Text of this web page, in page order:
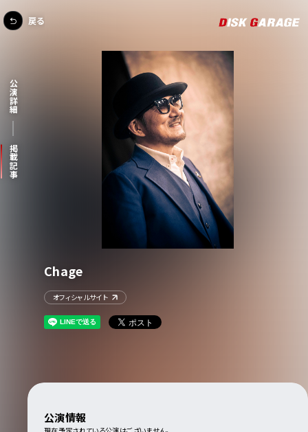
公演詳細
掲載記事
Chage
オフィシャルサイト
公演情報
戻る